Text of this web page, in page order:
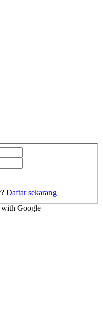
Daftar sekarang
Google